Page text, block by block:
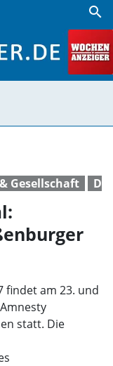
search
Gesellschaft
findet am 23. und
statt. Die